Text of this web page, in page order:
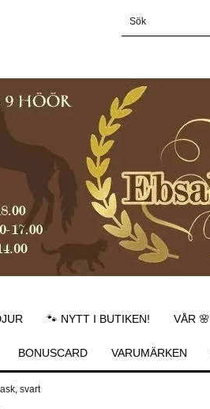
🐾 NYTT I BUTIKEN! VÅR 🌸
BONUSCARD VARUMÄRKEN
svart